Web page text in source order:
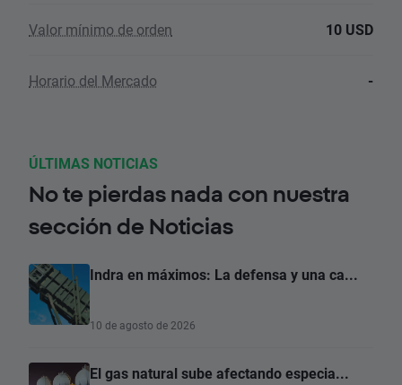
Valor mínimo de orden 10 USD
Horario del Mercado -
ÚLTIMAS NOTICIAS
No te pierdas nada con nuestra
sección de Noticias
Indra en máximos: La defensa y una ca...
10 de agosto de 2026
El gas natural sube afectando especia...